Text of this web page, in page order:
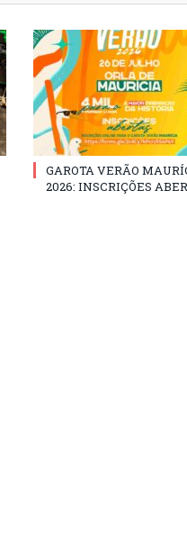
GAROTA VERÃO
2026: INSCRIÇÕES